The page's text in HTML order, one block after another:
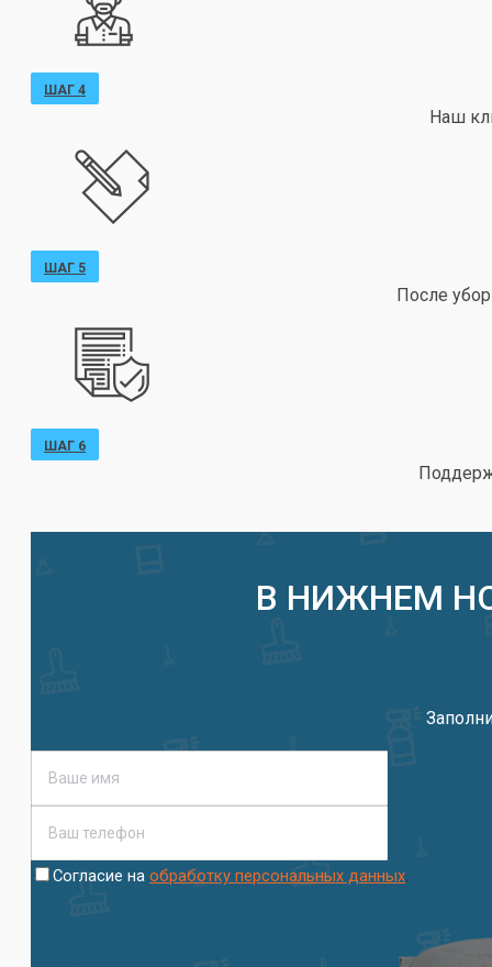
ШАГ 4
Наш
ШАГ 5
После
ШАГ 6
В НИЖНЕМ
Согласие на обработку персональных данных.